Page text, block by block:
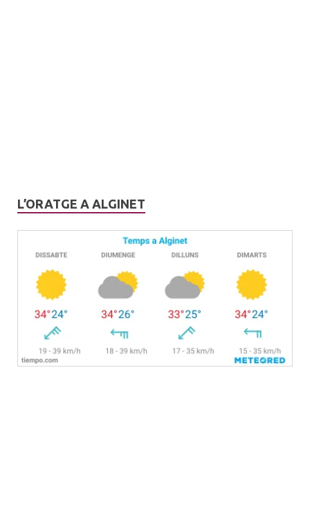
L’ORATGE A ALGINET